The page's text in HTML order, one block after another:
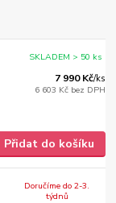
7 990 Kč/ks
6 603 Kč bez DPH
SKLADEM > 50 ks
Přidat do košíku
Doručíme do 2-3.
týdnů